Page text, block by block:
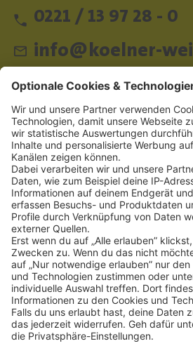
0221 / 13 97 28 - 0
info@koelner-
Schnellzugriff
ZAHLUNGSMETHODEN
SOCIAL
NEWSLETTER
BESUCHEN SIE UNS
Alle Preise inkl. gesetzl. Mehrwertsteuer
Nachnahmegebühren, wenn nicht anders